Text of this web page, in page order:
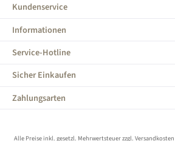
Kundenservice
Informationen
Service-Hotline
Sicher Einkaufen
Zahlungsarten
Alle Preise inkl. gesetzl. Mehrwertsteuer zzgl. Versandkosten